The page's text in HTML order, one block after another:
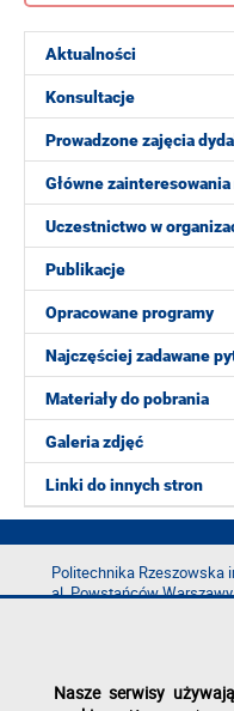
Aktualności
Konsultacje
Prowadzone zajęcia
Główne
Uczestnictwo w
Publikacje
Opracowane programy
Najczęściej zadawane
Materiały do pobrania
Galeria zdjęć
Linki do innych stron
Politechnika Rzeszowska
al. Powstańców
e-mail:
Nasze serwisy